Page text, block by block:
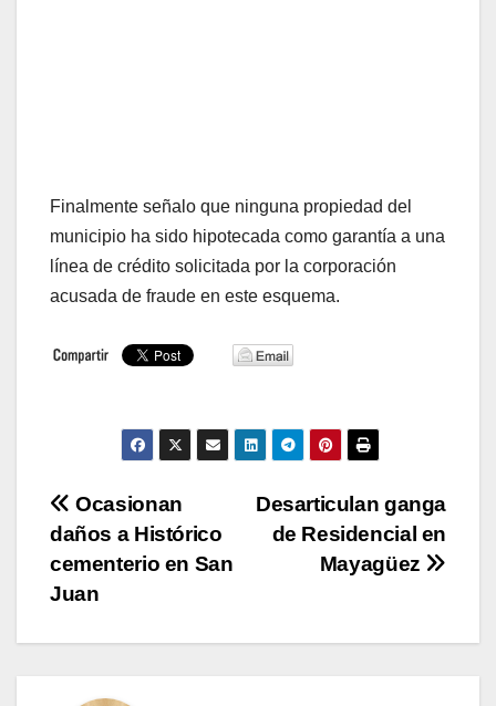
Finalmente señalo que ninguna propiedad del
municipio ha sido hipotecada como garantía a una
línea de crédito solicitada por la corporación
acusada de fraude en este esquema.
Navegación
de
entradas
Desarticulan ganga
de Residencial en
Mayagüez
Ocasionan
daños a Histórico
cementerio en San
Juan